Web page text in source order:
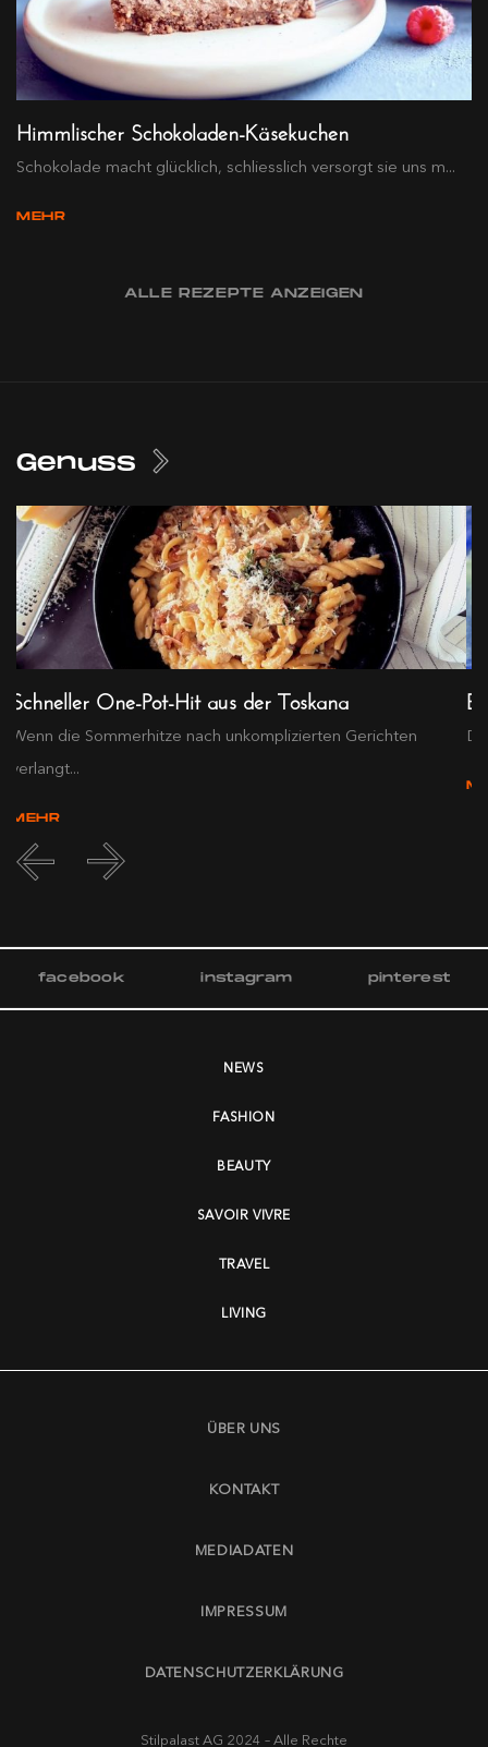
Himmlischer Schokoladen-Käsekuchen
Schokolade macht glücklich, schliesslich versorgt sie uns m...
MEHR
ALLE REZEPTE ANZEIGEN
Genuss
Schneller One-Pot-Hit aus der Toskana
Wenn die Sommerhitze nach unkomplizierten Gerichten
verlangt...
MEHR
facebook instagram pinterest
NEWS
FASHION
BEAUTY
SAVOIR VIVRE
TRAVEL
LIVING
ÜBER UNS
KONTAKT
MEDIADATEN
IMPRESSUM
DATENSCHUTZERKLÄRUNG
Stilpalast AG 2024 – Alle Rechte